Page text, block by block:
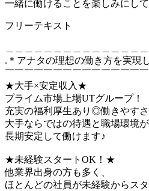
一緒に働けることを楽しみにし
フリーテキスト
.＊アナタの理想の働き方を実現
￣￣￣￣￣￣￣￣￣￣￣￣￣￣
★大手×安定収入★
プライム市場上場UTグループ！
充実の福利厚生あり◎働きやすさ
大手ならではの待遇と職場環境
長期安定して働けます♪
★未経験スタートOK！★
他業界出身の方も多く、
ほとんどの社員が未経験からス